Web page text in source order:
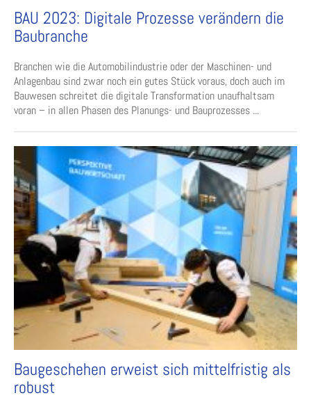
BAU 2023: Digitale Prozesse verändern die
Baubranche
Branchen wie die Automobilindustrie oder der Maschinen- und
Anlagenbau sind zwar noch ein gutes Stück voraus, doch auch im
Bauwesen schreitet die digitale Transformation unaufhaltsam
voran – in allen Phasen des Planungs- und Bauprozesses ...
Baugeschehen erweist sich mittelfristig als
robust